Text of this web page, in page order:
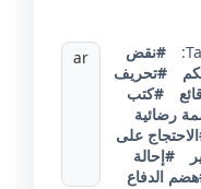
#نقض
#تحريف
#كتب
رضائية
على
#إحالة
الدفاع
ar